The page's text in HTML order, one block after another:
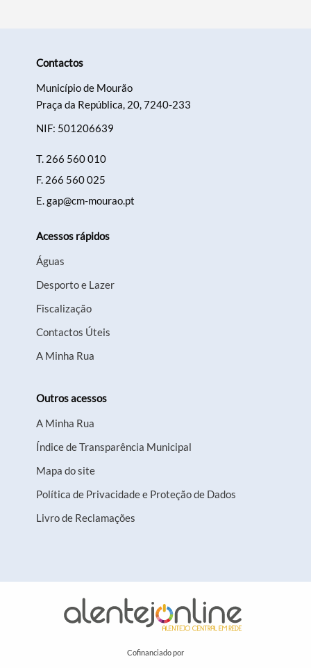
Contactos
Município de Mourão
Praça da República, 20, 7240-233
NIF: 501206639
T. 266 560 010
F. 266 560 025
E.gap@cm-mourao.pt
Acessos rápidos
Águas
Desporto e Lazer
Fiscalização
Contactos Úteis
A Minha Rua
Outros acessos
A Minha Rua
Índice de Transparência Municipal
Mapa do site
Política de Privacidade e Proteção de Dados
Livro de Reclamações
Cofinanciado por